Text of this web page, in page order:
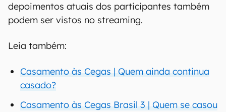
depoimentos atuais dos participantes também
podem ser vistos no streaming.
Leia também:
Casamento às Cegas | Quem ainda continua
casado?
Casamento às Cegas Brasil 3 | Quem se casou